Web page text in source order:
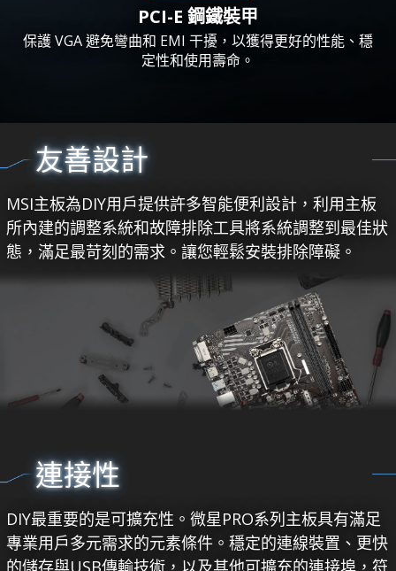
PCI-E 鋼鐵裝甲
保護 VGA 避免彎曲和 EMI 干擾，以獲得更好的性能、穩
定性和使用壽命。
友善設計
MSI主板為DIY用戶提供許多智能便利設計，利用主板
所內建的調整系統和故障排除工具將系統調整到最佳狀
態，滿足最苛刻的需求。讓您輕鬆安裝排除障礙。
連接性
DIY最重要的是可擴充性。微星PRO系列主板具有滿足
專業用戶多元需求的元素條件。穩定的連線裝置、更快
的儲存與USB傳輸技術，以及其他可擴充的連接埠，符